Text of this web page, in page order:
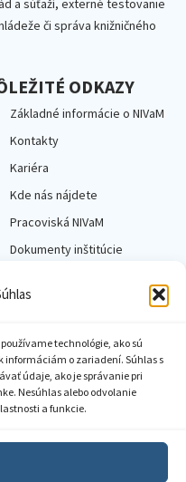
technológie, ako sú
informáciám o zariadení. Súhlas s
údaje, ako je správanie pri
Nesúhlas alebo odvolanie
a funkcie.
a súťaží, externé testovanie
či správa knižničného
ODKAZY
Základné informácie o NIVaM
Kontakty
Kariéra
Kde nás nájdete
Pracoviská NIVaM
Dokumenty inštitúcie
súkromia